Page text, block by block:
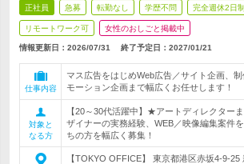
正社員 急募 転勤なし 学歴不問 完全週休2日制
リモートワーク可 女性のおしごと掲載中
情報更新日：2026/07/31 終了予定日： 2027/01/21
仕事内容
マス広告をはじめWeb広告／サイト企画、
モーション企画まで幅広くお任せします！
対象と
なる方
【20～30代活躍中】★アートディレクター
ザイナーの実務経験、WEB／映像編集案件
ちの方を幅広く募集！
【TOKYO OFFICE】 東京都港区赤坂4-9-